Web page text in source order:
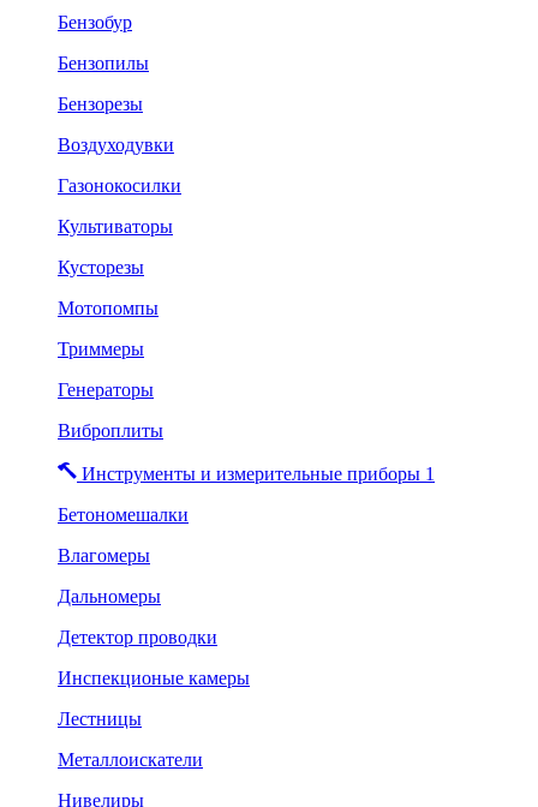
Бензобур
Бензопилы
Бензорезы
Воздуходувки
Газонокосилки
Культиваторы
Кусторезы
Мотопомпы
Триммеры
Генераторы
Виброплиты
Инструменты и измерительные приборы 1
Бетономешалки
Влагомеры
Дальномеры
Детектор проводки
Инспекционые камеры
Лестницы
Металлоискатели
Нивелиры